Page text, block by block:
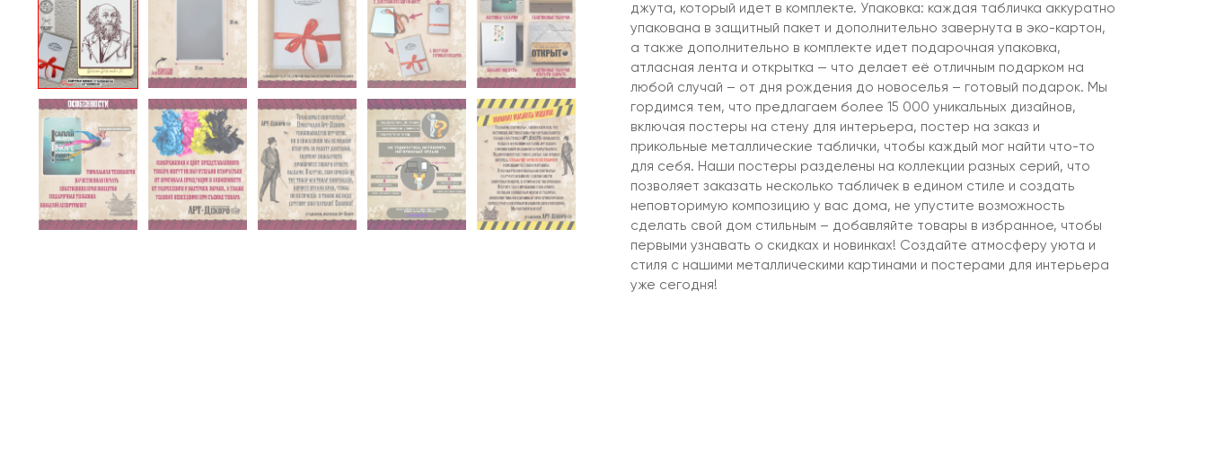
джута, который идет в комплекте. Упаковка: каждая табличка аккуратно
упакована в защитный пакет и дополнительно завернута в эко-картон,
а также дополнительно в комплекте идет подарочная упаковка,
атласная лента и открытка — что делает её отличным подарком на
любой случай – от дня рождения до новоселья – готовый подарок. Мы
гордимся тем, что предлагаем более 15 000 уникальных дизайнов,
включая постеры на стену для интерьера, постер на заказ и
прикольные металлические таблички, чтобы каждый мог найти что-то
для себя. Наши постеры разделены на коллекции разных серий, что
позволяет заказать несколько табличек в едином стиле и создать
неповторимую композицию у вас дома, не упустите возможность
сделать свой дом стильным – добавляйте товары в избранное, чтобы
первыми узнавать о скидках и новинках! Создайте атмосферу уюта и
стиля с нашими металлическими картинами и постерами для интерьера
уже сегодня!